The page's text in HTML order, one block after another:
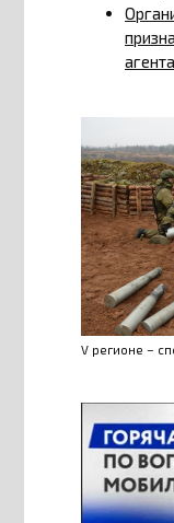
V регионе –